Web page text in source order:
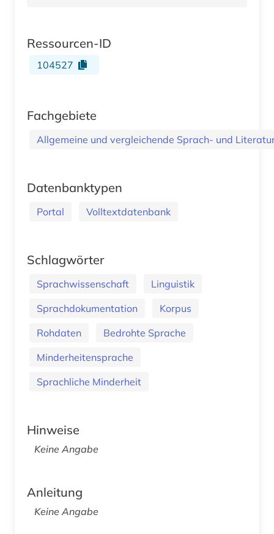
Ressourcen-ID
104527
Fachgebiete
Allgemeine und vergleichende Sprach- und
Datenbanktypen
Portal Volltextdatenbank
Schlagwörter
Sprachwissenschaft
Linguistik
Sprachdokumentation
Korpus
Rohdaten
Bedrohte Sprache
Minderheitensprache
Sprachliche Minderheit
Hinweise
Keine Angabe
Anleitung
Keine Angabe